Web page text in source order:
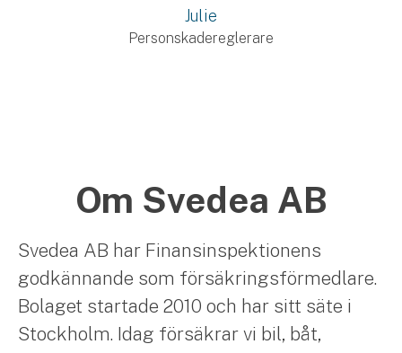
Julie
Personskadereglerare
Om Svedea AB
Svedea AB har Finansinspektionens
godkännande som försäkringsförmedlare.
Bolaget startade 2010 och har sitt säte i
Stockholm. Idag försäkrar vi bil, båt,